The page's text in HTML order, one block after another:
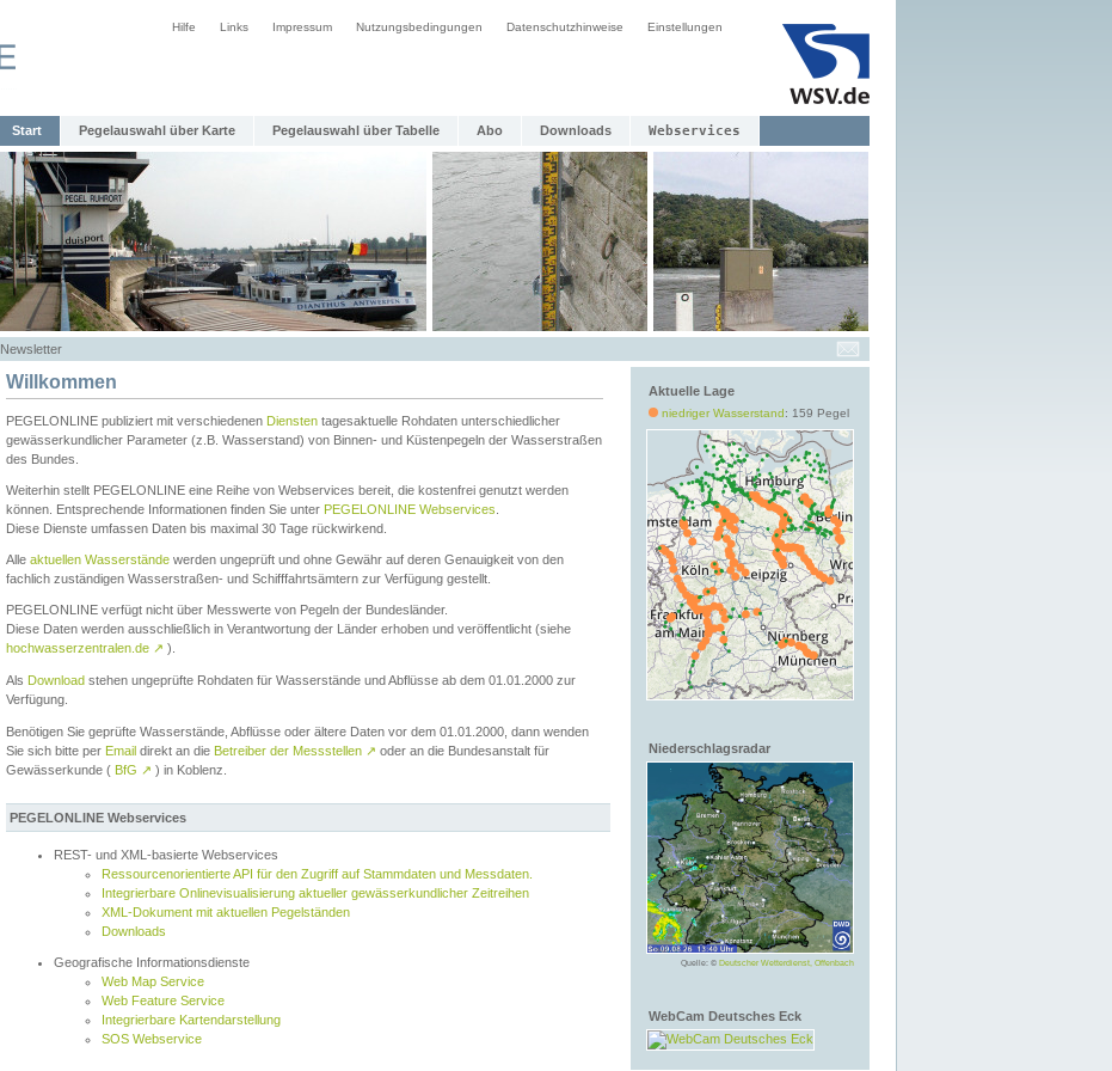
Hilfe Links Impressum Nutzungsbedingungen Datenschutzhinweise Einstellungen
Start Pegelauswahl über Karte Pegelauswahl über Tabelle Abo Downloads Webservices
Newsletter
Aktuelle Lage
niedriger Wasserstand: 159 Pegel
Niederschlagsradar
Quelle: © Deutscher Wetterdienst, Offenbach
WebCam Deutsches Eck
Willkommen
PEGELONLINE publiziert mit verschiedenen Diensten tagesaktuelle Rohdaten unterschiedlicher
gewässerkundlicher Parameter (z.B. Wasserstand) von Binnen- und Küstenpegeln der Wasserstraßen
des Bundes.
Weiterhin stellt PEGELONLINE eine Reihe von Webservices bereit, die kostenfrei genutzt werden
können. Entsprechende Informationen finden Sie unter PEGELONLINE Webservices
Diese Dienste umfassen Daten bis maximal 30 Tage rückwirkend.
Alle aktuellen Wasserstände werden ungeprüft und ohne Gewähr auf deren Genauigkeit von den
fachlich zuständigen Wasserstraßen- und Schifffahrtsämtern zur Verfügung gestellt.
PEGELONLINE verfügt nicht über Messwerte von Pegeln der Bundesländer.
Diese Daten werden ausschließlich in Verantwortung der Länder erhoben und veröffentlicht (siehe
hochwasserzentralen.de ↗ ).
Als Download stehen ungeprüfte Rohdaten für Wasserstände und Abflüsse ab dem 01.01.2000 zur
Verfügung.
Benötigen Sie geprüfte Wasserstände, Abflüsse oder ältere Daten vor dem 01.01.2000, dann wenden
Sie sich bitte per Email direkt an die Betreiber der Messstellen ↗ oder an die Bundesanstalt für
Gewässerkunde ( BfG ↗ ) in Koblenz.
PEGELONLINE Webservices
REST- und XML-basierte Webservices
Ressourcenorientierte API für den Zugriff auf Stammdaten und Messdaten.
Integrierbare Onlinevisualisierung aktueller gewässerkundlicher Zeitreihen
XML-Dokument mit aktuellen Pegelständen
Downloads
Geografische Informationsdienste
Web Map Service
Web Feature Service
Integrierbare Kartendarstellung
SOS Webservice